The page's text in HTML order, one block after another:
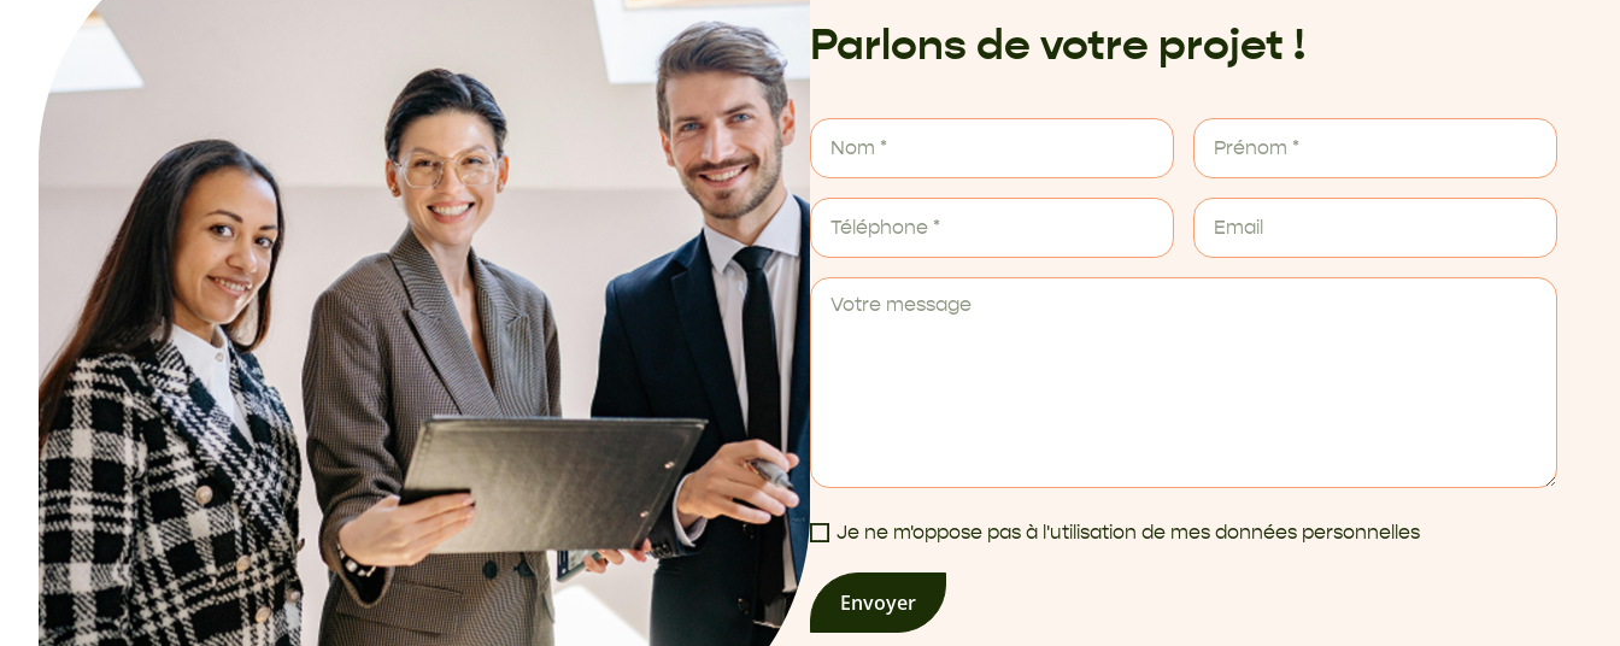
Parlons de votre projet !
Je ne m'oppose pas à l'utilisation de mes données personnelles
Envoyer